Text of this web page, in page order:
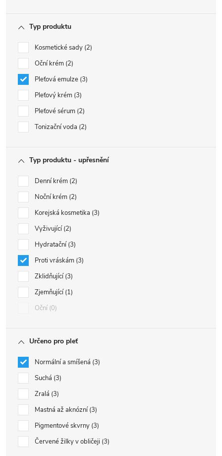
Typ produktu
Kosmetické sady 2
Oční krém 2
Pleťová emulze 3
Pleťový krém 3
Pleťové sérum 2
Tonizační voda 2
Typ produktu - upřesnění
Denní krém 2
Noční krém 2
Korejská kosmetika 3
Vyživující 2
Hydratační 3
Proti vráskám 3
Zklidňující 3
Zjemňující 1
Oční 0
Určeno pro pleť
Normální a smíšená 3
Suchá 3
Zralá 3
Mastná až aknózní 3
Pigmentové skvrny 3
Červené žilky v obličeji 3